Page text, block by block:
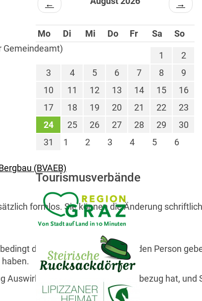
Gemeindeamt)
(BVAEB)
formlos. Sie können die Änderung
den Namen der bearbeitenden Person
auf Ihren Pensionsbezug hat, und
← →
Mo Di Mi Do Fr Sa So
1
2
3
4 5 6 7 8
9
10
11 12 13 14 15
16
17
18 19 20 21 22
23
24
25 26 27 28 29
30
31
1 2 3 4 5 6
Tourismusverbände